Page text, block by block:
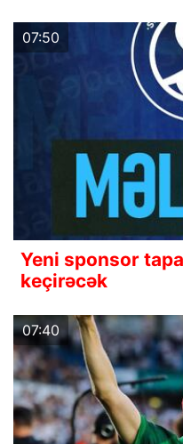
07:50
Yeni sponsor
keçirəcək
07:40